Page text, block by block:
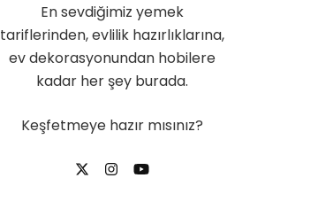
En sevdiğimiz yemek
tariflerinden, evlilik hazırlıklarına,
ev dekorasyonundan hobilere
kadar her şey burada.
Keşfetmeye hazır mısınız?